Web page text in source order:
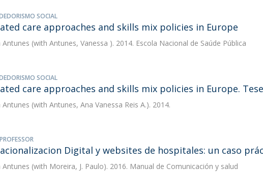
SOCIAL
care approaches and skills mix policies in Europe
Antunes (with Antunes, Vanessa ). 2014. Escola Nacional de Saúde Pública
SOCIAL
care approaches and skills mix policies in Europe.
Antunes (with Antunes, Ana Vanessa Reis A.). 2014.
Digital y websites de hospitales: un caso
Antunes (with Moreira, J. Paulo). 2016. Manual de Comunicación y salud